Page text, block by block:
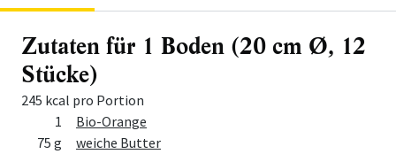
Zutaten für 1 Boden (20 cm Ø, 12
Stücke)
245 kcal pro Portion
Menge Zutat
1
Bio-Orange
75 g
weiche Butter